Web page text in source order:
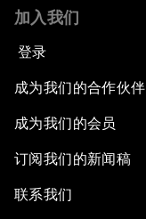
加入我们
登录
成为我们的合作伙伴
成为我们的会员
订阅我们的新闻稿
联系我们